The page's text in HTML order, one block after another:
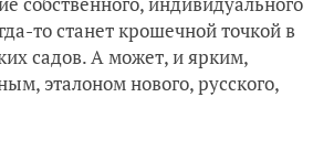
то станет крошечной точкой в
садов. А может, и ярким,
эталоном нового, русского,